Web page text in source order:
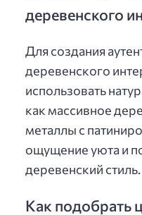
деревенского
Для создания
деревенского
использовать
как массивное
металлы с
ощущение уюта и
деревенский стиль.
Как подобрать